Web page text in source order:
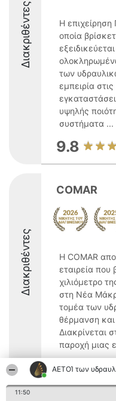
ΑΕΤΟΊ των
11:50
Διακριθέντες
Η
οποία
των
εμπειρία
υψηλής
συστήματα ...
9.8
Διακριθέντες
COMAR
Η COMAR
εταιρεία που
χιλιόμετρο
στη Νέα
τομέα των
θέρμανση και
Διακρίνεται
παροχή μιας
9.6